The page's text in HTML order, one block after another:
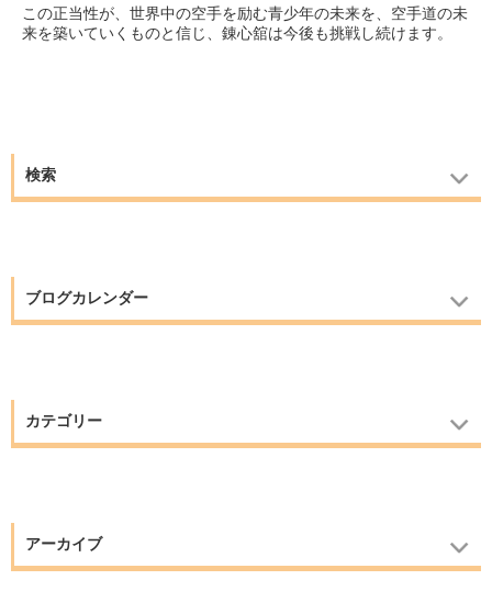
この正当性が、世界中の空手を励む青少年の未来を、空手道の未
来を築いていくものと信じ、錬心舘は今後も挑戦し続けます。
検索
ブログカレンダー
カテゴリー
アーカイブ